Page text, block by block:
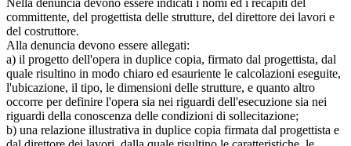
committente, del progettista delle strutture, del direttore dei lavori e
del costruttore.
Alla denuncia devono essere allegati:
a) il progetto dell'opera in duplice copia, firmato dal progettista, dal
quale risultino in modo chiaro ed esauriente le calcolazioni eseguite,
l'ubicazione, il tipo, le dimensioni delle strutture, e quanto altro
occorre per definire l'opera sia nei riguardi dell'esecuzione sia nei
riguardi della conoscenza delle condizioni di sollecitazione;
b) una relazione illustrativa in duplice copia firmata dal progettista e